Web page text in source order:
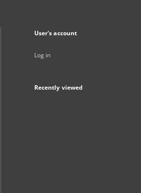
User's account
Log in
Recently viewed